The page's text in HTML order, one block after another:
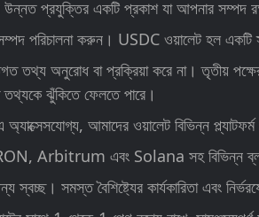
উন্নত প্রযুক্তির একটি প্রকাশ যা আপনার সম্পদ
পরিচালনা করুন। USDC ওয়ালেট হল একটি
অনুরোধ বা প্রক্রিয়া করে না। তৃতীয় পক্ষের
ঝুঁকিতে ফেলতে পারে।
আমাদের ওয়ালেট বিভিন্ন প্ল্যাটফর্ম
Arbitrum এবং Solana সহ বিভিন্ন
স্বচ্ছ। সমস্ত বৈশিষ্ট্যের কার্যকারিতা এবং